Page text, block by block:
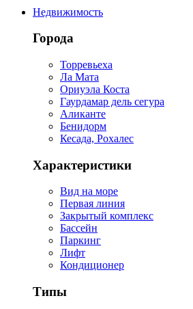
Недвижимость
Города
Торревьеха
Ла Мата
Ориуэла Коста
Гаурдамар дель сегура
Аликанте
Бенидорм
Кесада, Рохалес
Характеристики
Вид на море
Первая линия
Закрытый комплекс
Бассейн
Паркинг
Лифт
Кондиционер
Типы